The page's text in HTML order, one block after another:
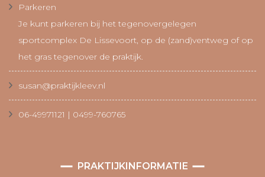
Parkeren
Je kunt parkeren bij het tegenovergelegen
sportcomplex De Lissevoort, op de (zand)ventweg of op
het gras tegenover de praktijk.
susan@praktijkleev.nl
06-49971121 | 0499-760765
PRAKTIJKINFORMATIE